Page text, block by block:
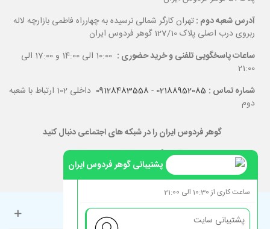
آدرس شعبه دوم :تهران کارگر شمالی نرسیده به چهارراه فاطمی بازارچه لاله
ربروی درب اصلی پلاک 127/10 گوهر فردوس ایران
ساعات پاسخگویی تلفنی و خرید حضوری :
10:00 الی 14:00 و 17:00 الی
21:00
شماره تماس : 02188952085
-
09128483558
داخلی 102 ارتباط با شعبه
دوم
گوهر فردوس ایران را در شبکه های اجتماعی دنبال کنید
حساب کاربری
پشتیبانی گوهر فردوس ایران
ساعت کاری از 10:30 الی 21:00
پشتیبانی سایت